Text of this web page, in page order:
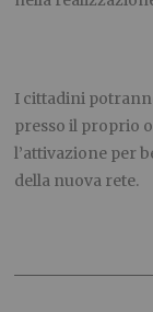
I cittadini
presso il proprio
l’attivazione per
della nuova rete.